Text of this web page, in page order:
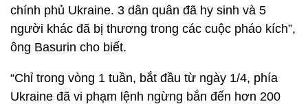
chính phủ Ukraine. 3 dân quân đã hy sinh và 5
người khác đã bị thương trong các cuộc pháo kích”,
ông Basurin cho biết.
“Chỉ trong vòng 1 tuần, bắt đầu từ ngày 1/4, phía
Ukraine đã vi phạm lệnh ngừng bắn đến hơn 200